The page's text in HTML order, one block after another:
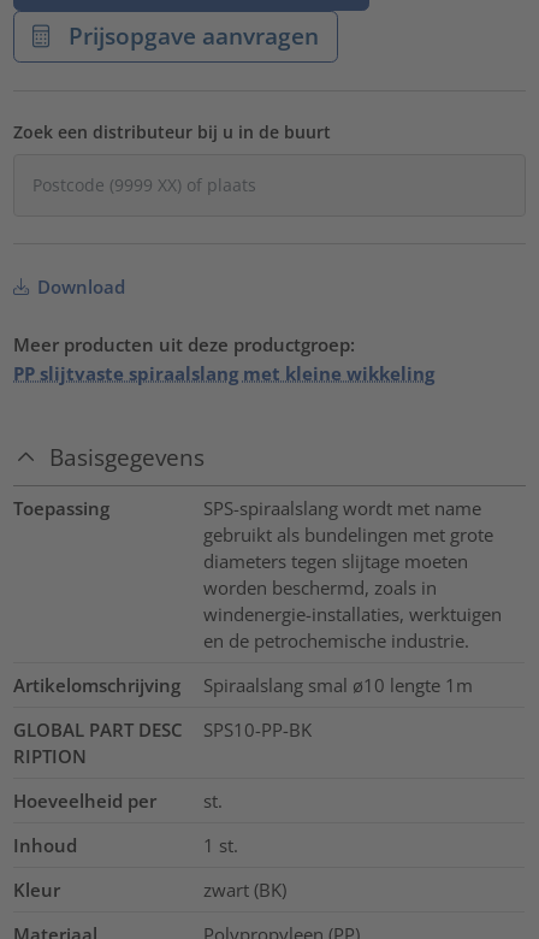
Prijsopgave aanvragen
Zoek een distributeur bij u in de buurt
Download
Meer producten uit deze productgroep:
PP slijtvaste spiraalslang met kleine wikkeling
Basisgegevens
Toepassing
SPS-spiraalslang wordt met name
gebruikt als bundelingen met grote
diameters tegen slijtage moeten
worden beschermd, zoals in
windenergie-installaties, werktuigen
en de petrochemische industrie.
Artikelomschrijving
Spiraalslang smal ø10 lengte 1m
GLOBAL PART DESC
RIPTION
SPS10-PP-BK
Hoeveelheid per
st.
Inhoud
1 st.
Kleur
zwart (BK)
Materiaal
Polypropyleen (PP)